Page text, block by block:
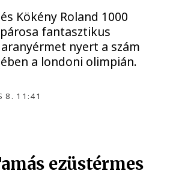
Kökény Roland 1000
fantasztikus
nyert a szám
a londoni olimpián.
8. 11:41
ezüstérmes